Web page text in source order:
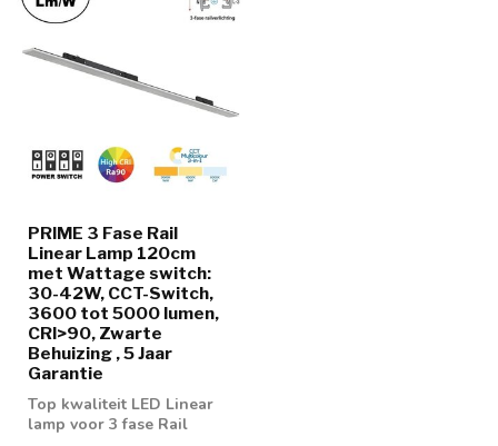
PRIME 3 Fase Rail
Linear Lamp 120cm
met Wattage switch:
30-42W, CCT-Switch,
3600 tot 5000 lumen,
CRI>90, Zwarte
Behuizing , 5 Jaar
Garantie
Top kwaliteit LED Linear
lamp voor 3 fase Rail